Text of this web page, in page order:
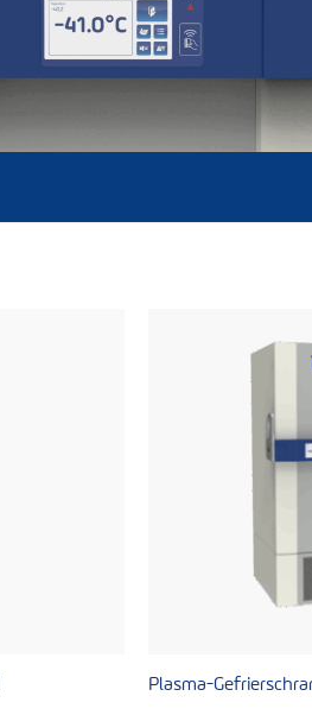
Plasma-